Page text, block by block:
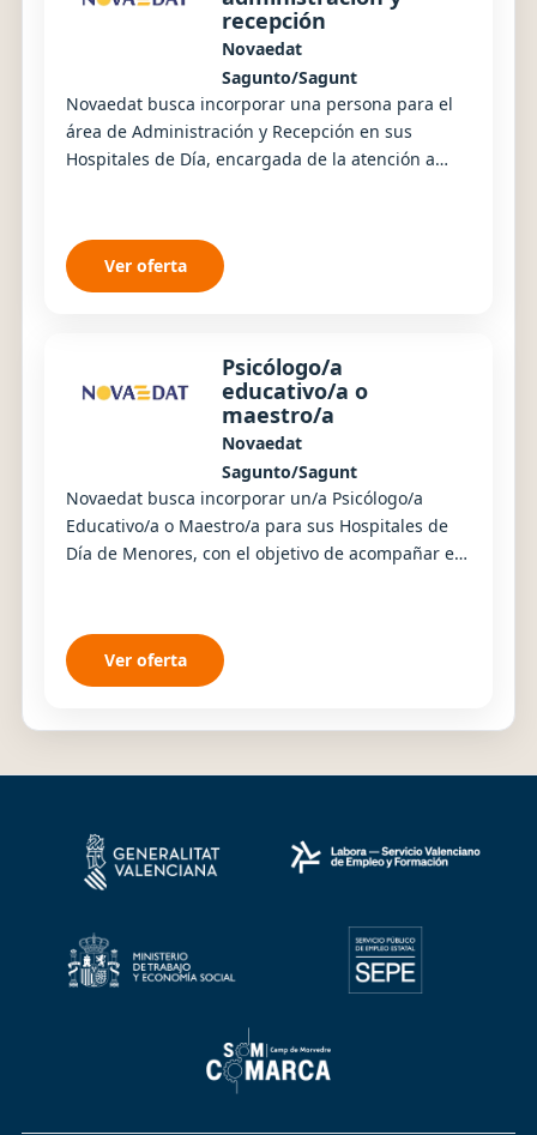
recepción
Novaedat
Sagunto/Sagunt
Novaedat busca incorporar una persona para el
área de Administración y Recepción en sus
Hospitales de Día, encargada de la atención a
Ver oferta
Psicólogo/a
educativo/a o
maestro/a
Novaedat
Sagunto/Sagunt
Novaedat busca incorporar un/a Psicólogo/a
Educativo/a o Maestro/a para sus Hospitales de
Día de Menores, con el objetivo de acompañar el
Ver oferta